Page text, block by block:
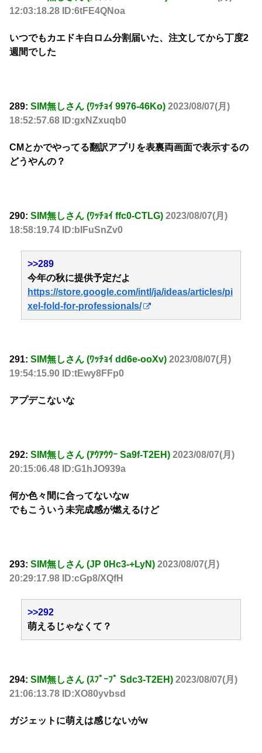
12:03:18.28 ID:6tFE4QNoa
いつでもカエドキ白ロム分割届いた、注文してから丁度2
週間でした
289: SIM無しさん (ﾜｯﾁｮｲ 9976-46Ko) 2023/08/07(月)
18:52:57.68 ID:gxNZxuqb0
CMとかでやってる翻訳アプリを表裏両画面で表示するの
どうやんの？
290: SIM無しさん (ﾜｯﾁｮｲ ffc0-CTLG) 2023/08/07(月)
18:58:19.74 ID:bIFuSnZv0
>>289
今年の秋に提供予定だよ
https://store.google.com/intl/ja/ideas/articles/pi
xel-fold-for-professionals/
291: SIM無しさん (ﾜｯﾁｮｲ dd6e-ooXv) 2023/08/07(月)
19:54:15.90 ID:tEwy8FFp0
アプデこないな
292: SIM無しさん (ｱｳｱｳｳｰ Sa9f-T2EH) 2023/08/07(月)
20:15:06.48 ID:G1hJO939a
何か色々間に合ってないなw
でもこういう未完成感が燃えるけど
293: SIM無しさん (JP 0Hc3-+LyN) 2023/08/07(月)
20:29:17.98 ID:cGp8/XQfH
>>292
萌えるじゃなくて？
294: SIM無しさん (ｽﾌﾟｰﾌﾟ Sdc3-T2EH) 2023/08/07(月)
21:06:13.78 ID:XO80yvbsd
ガジェットに萌えは感じないがw